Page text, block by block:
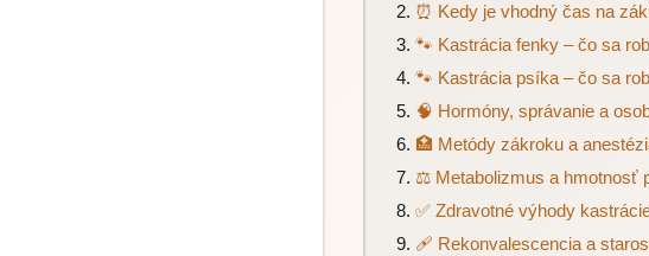
⏰ Kedy je vhodný čas na
🐾 Kastrácia fenky – čo sa
🐾 Kastrácia psíka – čo sa
🧠 Hormóny, správanie a
🏥 Metódy zákroku a
⚖️ Metabolizmus a hmotnosť
✅ Zdravotné výhody
🩹 Rekonvalescencia a